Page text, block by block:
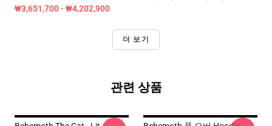
₩3,651,700 - ₩4,202,900
더 보기
관련 상품